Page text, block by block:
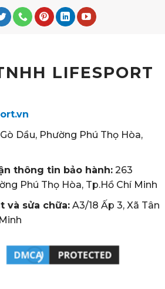
LIFESPORT
Dầu, Phường Phú Thọ Hòa,
thông tin bảo hành: 263
Phú Thọ Hòa, Tp.Hồ Chí Minh
và sửa chữa: A3/18 Ấp 3, Xã Tân